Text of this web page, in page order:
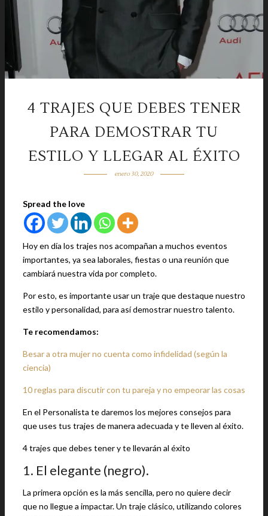
4 TRAJES QUE DEBES TENER
PARA DEMOSTRAR TU
ESTILO Y LLEGAR AL ÉXITO
enero 30, 2020
Spread the love
Hoy en día los trajes nos acompañan a muchos eventos
importantes, ya sea laborales, fiestas o una reunión que
cambiará nuestra vida por completo.
Por esto, es importante usar un traje que destaque nuestro
estilo y personalidad, para así demostrar nuestro talento.
Te recomendamos:
Besar a otra mujer no cuenta como infidelidad (según la
ciencia)
10 reglas para discutir con tu pareja y no empeorar las cosas
En el Personalista te daremos los mejores consejos para
que uses tus trajes de manera adecuada y te lleven al éxito.
4 trajes que debes tener y te llevarán al éxito
1. El elegante (negro).
La primera opción es la más sencilla, pero no quiere decir
que no llegue a impactar. Un traje clásico, utilizando colores